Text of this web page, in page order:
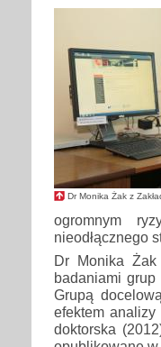
Dr Monika Żak z
ogromnym
nieodłącznego
Dr Monika
badaniami
Grupą
efektem
doktorska